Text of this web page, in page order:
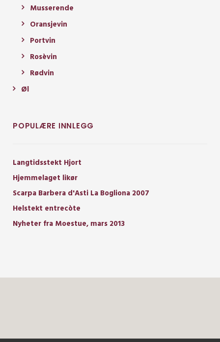
Musserende
Oransjevin
Portvin
Rosèvin
Rødvin
Øl
POPULÆRE INNLEGG
Langtidsstekt Hjort
Hjemmelaget likør
Scarpa Barbera d'Asti La Bogliona 2007
Helstekt entrecòte
Nyheter fra Moestue, mars 2013